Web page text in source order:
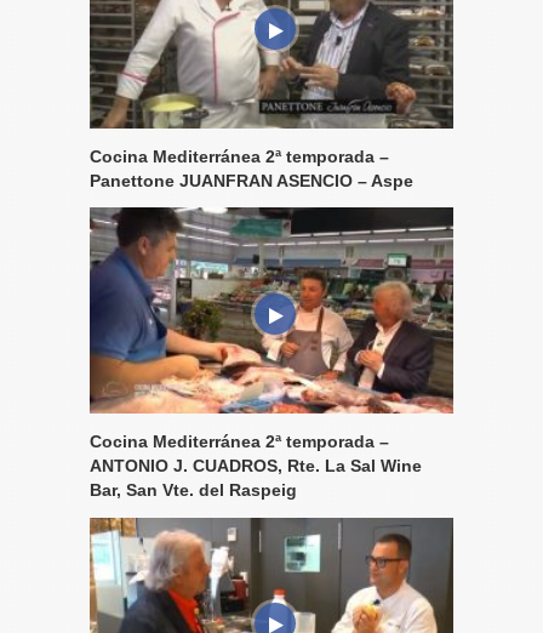
Cocina Mediterránea 2ª temporada –
Panettone JUANFRAN ASENCIO – Aspe
Cocina Mediterránea 2ª temporada –
ANTONIO J. CUADROS, Rte. La Sal Wine
Bar, San Vte. del Raspeig